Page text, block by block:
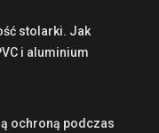
stolarki. Jak
i aluminium
ochroną podczas